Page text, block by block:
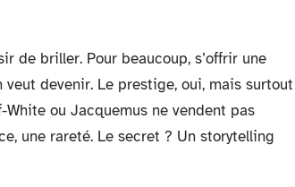
de briller. Pour beaucoup, s’offrir une
veut devenir. Le prestige, oui, mais surtout
White ou Jacquemus ne vendent pas
une rareté. Le secret ? Un storytelling